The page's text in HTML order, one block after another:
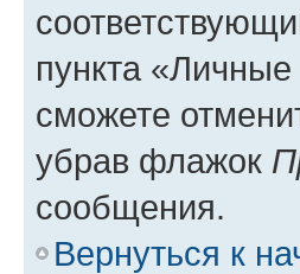
пункта
сможете
убрав флажок
сообщения.
Вернуться к